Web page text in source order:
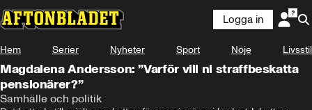
Logga in
Hem Serier Nyheter Sport Nöje Livsstil
Magdalena Andersson: ”Varför vill ni straffbeskatta
pensionärer?”
Samhälle och politik